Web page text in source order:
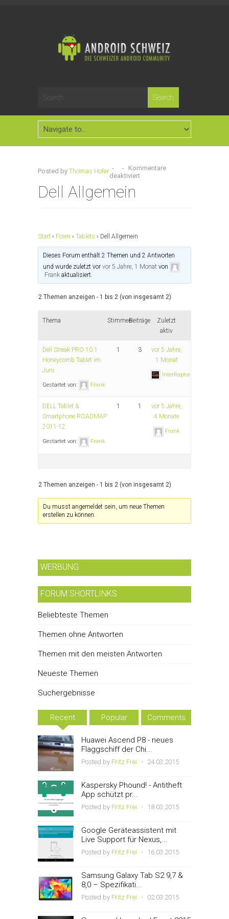
Posted by Thomas Hofer - - Kommentare
deaktiviert
Dell Allgemein
Start › Foren › Tablets › Dell Allgemein
Dieses Forum enthält 2 Themen und 2 Antworten
und wurde zuletzt vorvor 5 Jahre, 1 Monat von
Frank aktualisiert.
2 Themen anzeigen - 1 bis 2 (von insgesamt 2)
Thema StimmenBeiträge
Zuletzt
aktiv
Dell Streak PRO 10.1
Honeycomb Tablet im
Juni
Gestartet von: Frank
1 3
vor 5 Jahre,
1 Monat
InterRaptor
DELL Tablet &
Smartphone ROADMAP
2011-12
Gestartet von: Frank
1 1
vor 5 Jahre,
4 Monate
Frank
2 Themen anzeigen - 1 bis 2 (von insgesamt 2)
Du musst angemeldet sein, um neue Themen
erstellen zu können.
WERBUNG
FORUM SHORTLINKS
Beliebteste Themen
Themen ohne Antworten
Themen mit den meisten Antworten
Neueste Themen
Suchergebnisse
Recent Popular Comments
Huawei Ascend P8 - neues
Flaggschiff der Chi...
Posted by Fritz Frei - 24.03.2015
Kaspersky Phound! - Antitheft
App schützt pr...
Posted by Fritz Frei - 18.03.2015
Google Geräteassistent mit
Live Support für Nexus,...
Posted by Fritz Frei - 16.03.2015
Samsung Galaxy Tab S2 9,7 &
8,0 – Spezifikati...
Posted by Fritz Frei - 02.03.2015